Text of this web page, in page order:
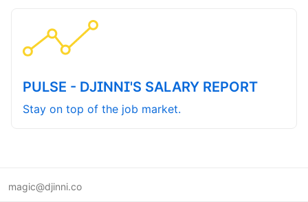
PULSE - DJINNI'S SALARY REPORT
Stay on top of the job market.
magic@djinni.co